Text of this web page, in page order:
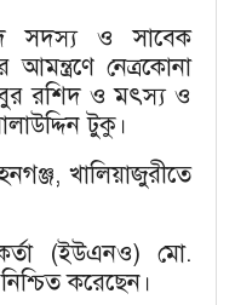
সদস্য ও সাবেক
আমন্ত্রণে নেত্রকোনা
রশিদ ও মৎস্য ও
টুকু।
খালিয়াজুরীতে
(ইউএনও) মো.
করেছেন।